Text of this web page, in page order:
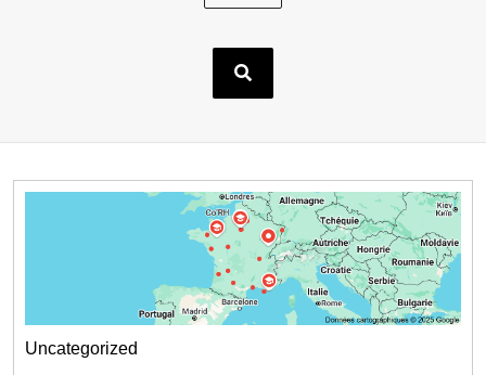
Uncategorized